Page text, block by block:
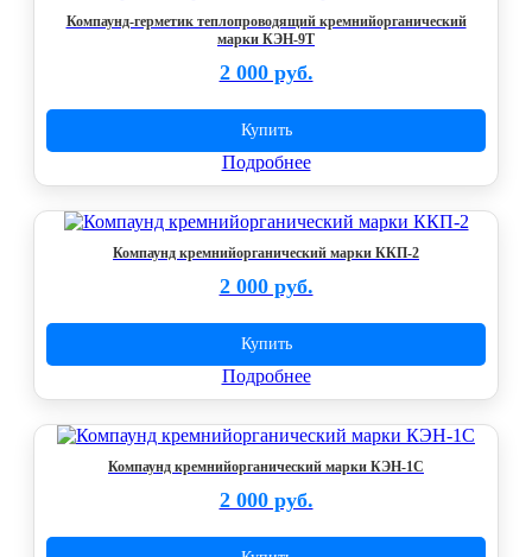
Компаунд-герметик теплопроводящий кремнийорганический
марки КЭН-9Т
2 000 руб.
Купить
Подробнее
Компаунд кремнийорганический марки ККП-2
2 000 руб.
Купить
Подробнее
Компаунд кремнийорганический марки КЭН-1С
2 000 руб.